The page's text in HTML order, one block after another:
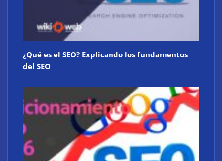
¿Qué es el SEO? Explicando los fundamentos
del SEO